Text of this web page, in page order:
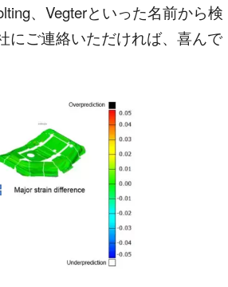
、Vegterといった名前から検
にご連絡いただければ、喜んで